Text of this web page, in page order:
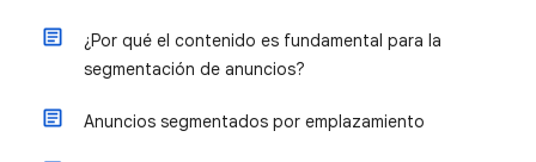
¿Por qué el contenido es fundamental para la
segmentación de anuncios?
Anuncios segmentados por emplazamiento